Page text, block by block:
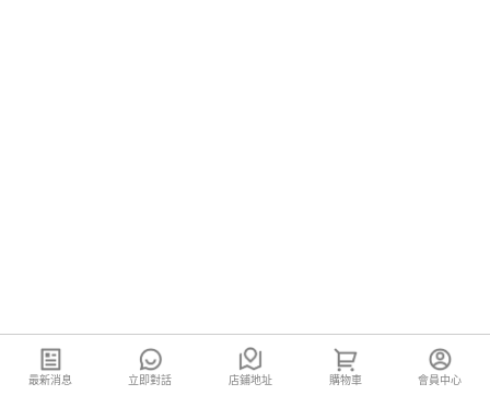
最新消息 立即對話 店鋪地址 購物車 會員中心